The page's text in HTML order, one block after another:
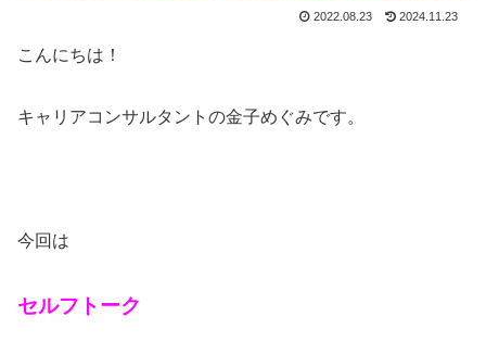
2022.08.23 2024.11.23
こんにちは！
キャリアコンサルタントの金子めぐみです。
今回は
セルフトーク